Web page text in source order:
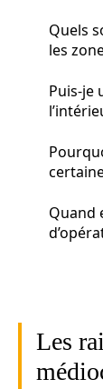
Quels
les
Puis-je
Quand
Les